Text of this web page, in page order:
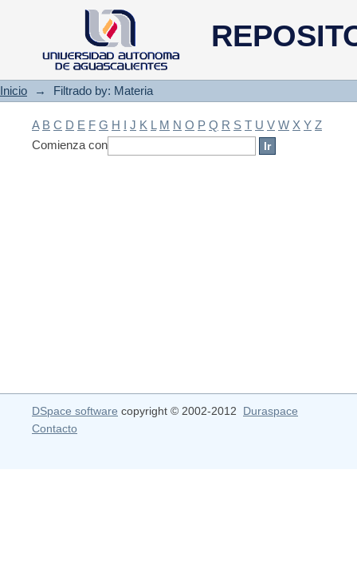
Filtrado by: Materia
Inicio → Filtrado by: Materia
A B C D E F G H I J K L M N O P Q R S T U V W X Y Z
Comienza con
DSpace software copyright © 2002-2012 Duraspace
Contacto